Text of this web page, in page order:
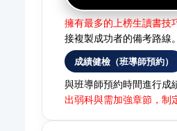
擁有最多的上榜生讀書技
接複製成功者的備考路線。
成績健檢（班導師預約）
與班導師預約時間進行成
出弱科與需加強章節，制